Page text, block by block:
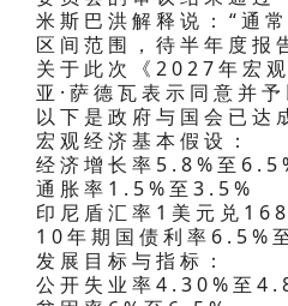
米斯巴洪解释说：“通
区间范围，待半年度报
关于此次《2027年宏
亚·萨德瓦表示同意并予
以下是政府与国会已
宏观经济基本假设：
经济增长率5.8%至
通胀率1.5%至3.5%
印尼盾汇率1美元兑
10年期国债利率6.5%
发展目标与指标：
公开失业率4.30%至